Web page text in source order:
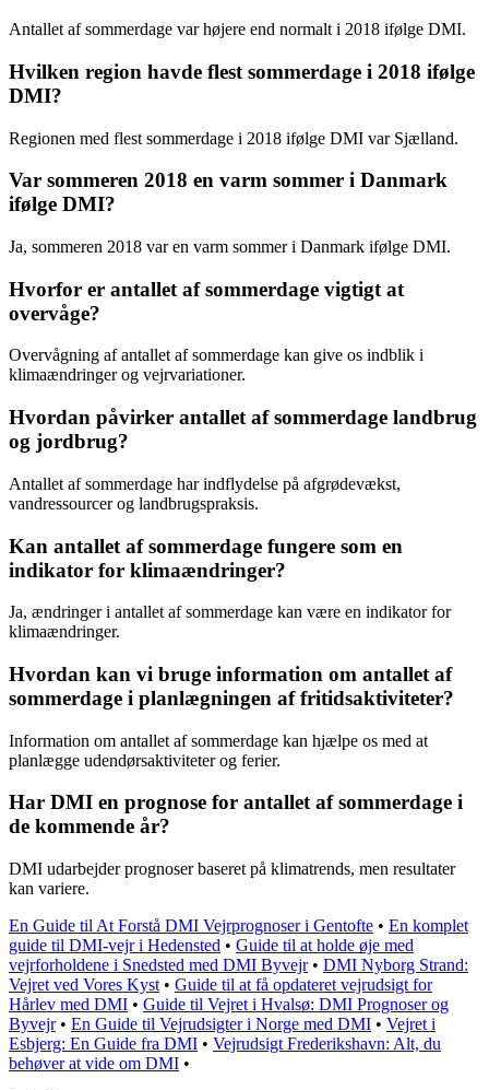
Antallet af sommerdage var højere end normalt i 2018 ifølge DMI.
Hvilken region havde flest sommerdage i 2018 ifølge
DMI?
Regionen med flest sommerdage i 2018 ifølge DMI var Sjælland.
Var sommeren 2018 en varm sommer i Danmark
ifølge DMI?
Ja, sommeren 2018 var en varm sommer i Danmark ifølge DMI.
Hvorfor er antallet af sommerdage vigtigt at
overvåge?
Overvågning af antallet af sommerdage kan give os indblik i
klimaændringer og vejrvariationer.
Hvordan påvirker antallet af sommerdage landbrug
og jordbrug?
Antallet af sommerdage har indflydelse på afgrødevækst,
vandressourcer og landbrugspraksis.
Kan antallet af sommerdage fungere som en
indikator for klimaændringer?
Ja, ændringer i antallet af sommerdage kan være en indikator for
klimaændringer.
Hvordan kan vi bruge information om antallet af
sommerdage i planlægningen af fritidsaktiviteter?
Information om antallet af sommerdage kan hjælpe os med at
planlægge udendørsaktiviteter og ferier.
Har DMI en prognose for antallet af sommerdage i
de kommende år?
DMI udarbejder prognoser baseret på klimatrends, men resultater
kan variere.
En Guide til At Forstå DMI Vejrprognoser i Gentofte • En komplet
guide til DMI-vejr i Hedensted • Guide til at holde øje med
vejrforholdene i Snedsted med DMI Byvejr• DMI Nyborg Strand:
Vejret ved Vores Kyst • Guide til at få opdateret vejrudsigt for
Hårlev med DMI • Guide til Vejret i Hvalsø: DMI Prognoser og
Byvejr• En Guide til Vejrudsigter i Norge med DMI • Vejret i
Esbjerg: En Guide fra DMI • Vejrudsigt Frederikshavn: Alt, du
behøver at vide om DMI •